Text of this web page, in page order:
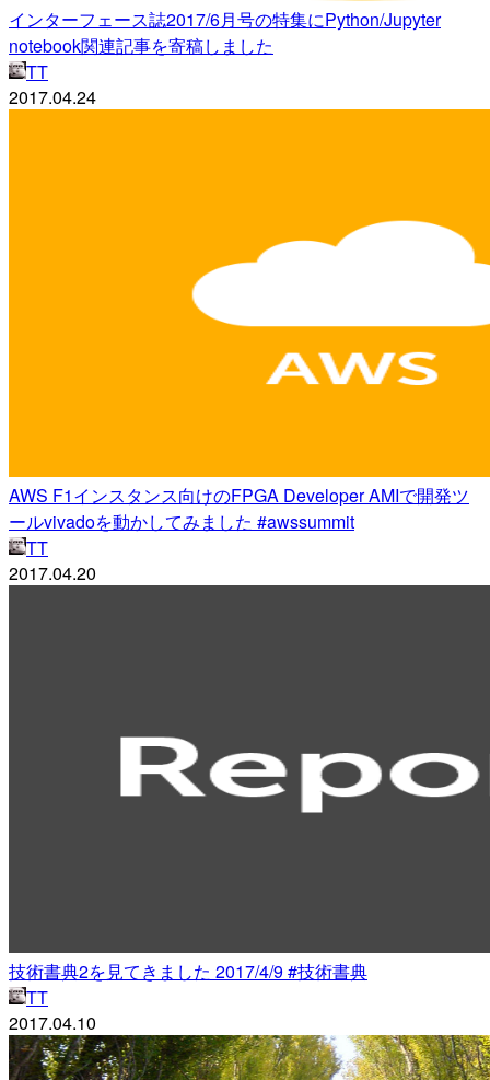
インターフェース誌2017/6月号の特集にPython/Jupyter
notebook関連記事を寄稿しました
TT
2017.04.24
AWS F1インスタンス向けのFPGA Developer AMIで開発ツ
ールvivadoを動かしてみました #awssummit
TT
2017.04.20
技術書典2を見てきました 2017/4/9 #技術書典
TT
2017.04.10